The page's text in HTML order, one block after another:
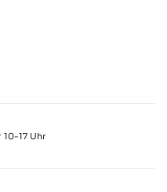
10-17 Uhr